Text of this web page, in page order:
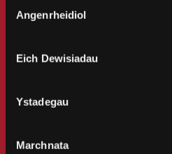
Caniatâd
Angenrheidiol
Eich Dewisiadau
Ystadegau
Marchnata
myfyrwyr a
Oes gennych unrhyw
law i son am eu profiad
unrhyw gwestiwn am y